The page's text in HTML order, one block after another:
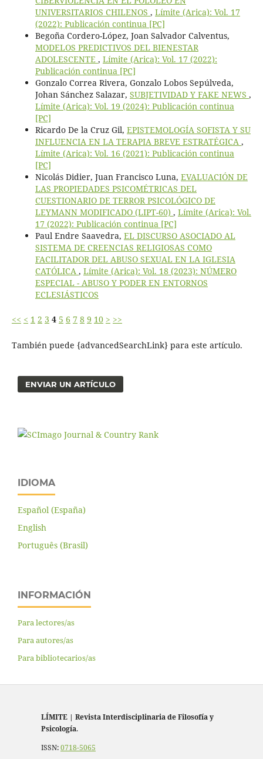
UNIVERSITARIOS CHILENOS , Límite (Arica): Vol. 17
(2022): Publicación continua [PC]
Begoña Cordero-López, Joan Salvador Calventus,
MODELOS PREDICTIVOS DEL BIENESTAR
ADOLESCENTE , Límite (Arica): Vol. 17 (2022):
Publicación continua [PC]
Gonzalo Correa Rivera, Gonzalo Lobos Sepúlveda,
Johan Sánchez Salazar, SUBJETIVIDAD Y FAKE NEWS ,
Límite (Arica): Vol. 19 (2024): Publicación continua
[PC]
Ricardo De la Cruz Gil, EPISTEMOLOGÍA SOFISTA Y SU
INFLUENCIA EN LA TERAPIA BREVE ESTRATÉGICA ,
Límite (Arica): Vol. 16 (2021): Publicación continua
[PC]
Nicolás Didier, Juan Francisco Luna, EVALUACIÓN DE
LAS PROPIEDADES PSICOMÉTRICAS DEL
CUESTIONARIO DE TERROR PSICOLÓGICO DE
LEYMANN MODIFICADO (LIPT-60) , Límite (Arica): Vol.
17 (2022): Publicación continua [PC]
Paul Endre Saavedra, EL DISCURSO ASOCIADO AL
SISTEMA DE CREENCIAS RELIGIOSAS COMO
FACILITADOR DEL ABUSO SEXUAL EN LA IGLESIA
CATÓLICA , Límite (Arica): Vol. 18 (2023): NÚMERO
ESPECIAL - ABUSO Y PODER EN ENTORNOS
ECLESIÁSTICOS
<< < 1 2 3 4 5 6 7 8 9 10 > >>
También puede {advancedSearchLink} para este artículo.
ENVIAR UN ARTÍCULO
IDIOMA
Español (España)
English
Português (Brasil)
INFORMACIÓN
Para lectores/as
Para autores/as
Para bibliotecarios/as
LÍMITE | Revista Interdisciplinaria de Filosofía y
Psicología.
ISSN:0718-5065